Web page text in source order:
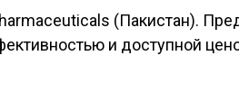
(Пакистан).
и доступной